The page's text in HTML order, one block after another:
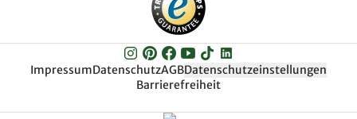
ImpressumDatenschutzAGBDatenschutzeinstellungen
Barrierefreiheit